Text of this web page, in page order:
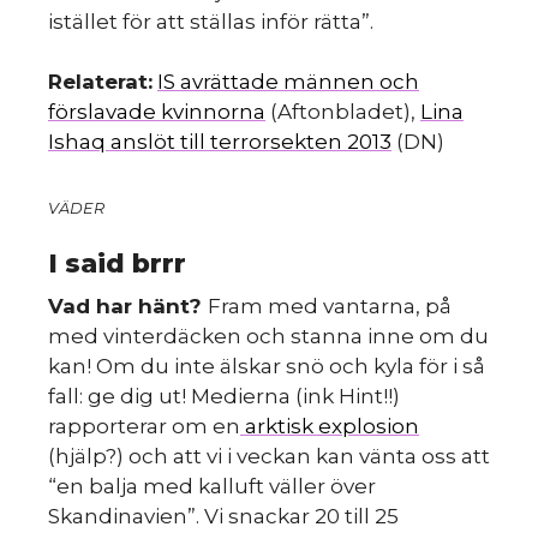
istället för att ställas inför rätta”.
Relaterat: IS avrättade männen och
förslavade kvinnorna (Aftonbladet), Lina
Ishaq anslöt till terrorsekten 2013 (DN)
VÄDER
I said brrr
Vad har hänt? Fram med vantarna, på
med vinterdäcken och stanna inne om du
kan! Om du inte älskar snö och kyla för i så
fall: ge dig ut! Medierna (ink Hint!!)
rapporterar om en arktisk explosion
(hjälp?) och att vi i veckan kan vänta oss att
“en balja med kalluft väller över
Skandinavien”. Vi snackar 20 till 25